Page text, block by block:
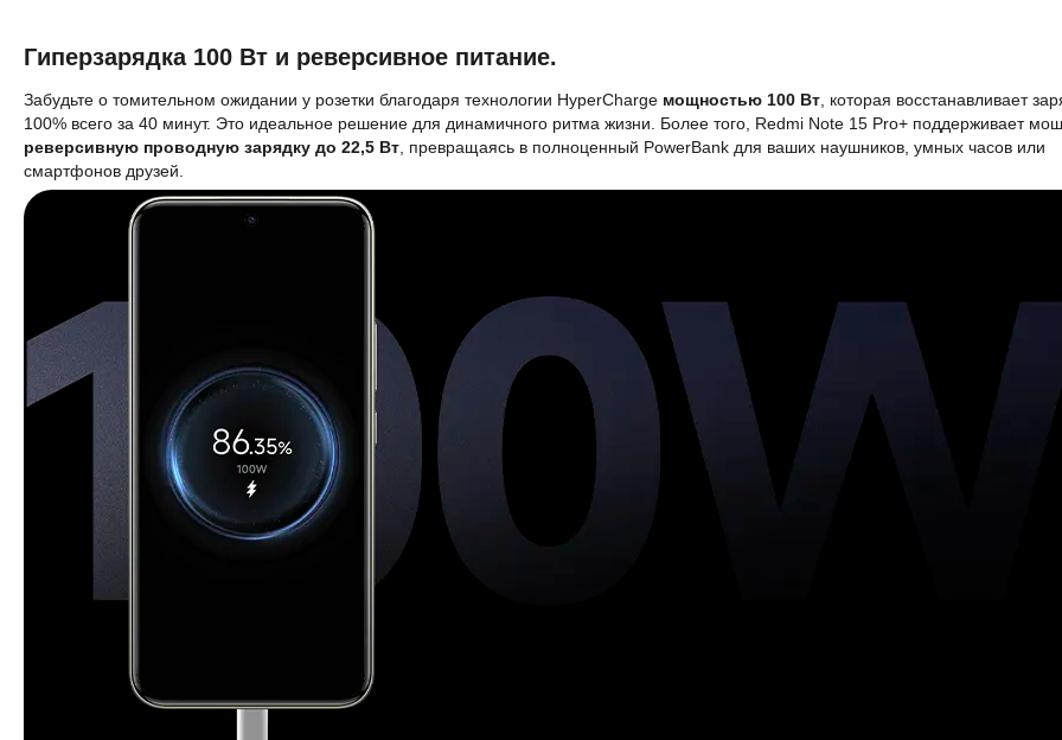
Гиперзарядка 100 Вт и реверсивное питание.
Забудьте о томительном ожидании у розетки благодаря технологии HyperCharge мощностью 100 Вт , которая восстанавливает
100% всего за 40 минут. Это идеальное решение для динамичного ритма жизни. Более того, Redmi Note 15 Pro+ поддерживает
реверсивную проводную зарядку до 22,5 Вт , превращаясь в полноценный PowerBank для ваших наушников, умных часов или
смартфонов друзей.